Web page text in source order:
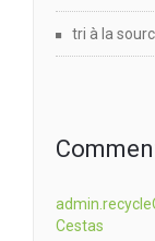
tri à la
Cestas